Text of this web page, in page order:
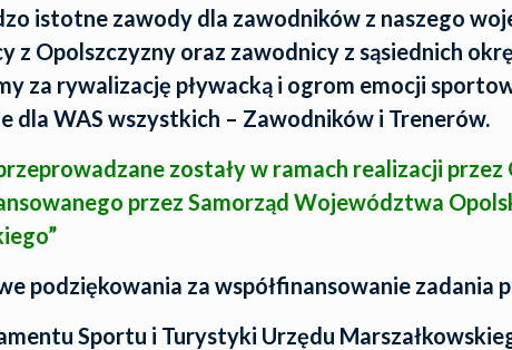
istotne zawody dla zawodników z naszego
z Opolszczyzny oraz zawodnicy z sąsiednich
za rywalizację pływacką i ogrom emocji
dla WAS wszystkich – Zawodników i Trenerów.
zostały w ramach realizacji
przez Samorząd Województwa
podziękowania za współfinansowanie zadania
Sportu i Turystyki Urzędu